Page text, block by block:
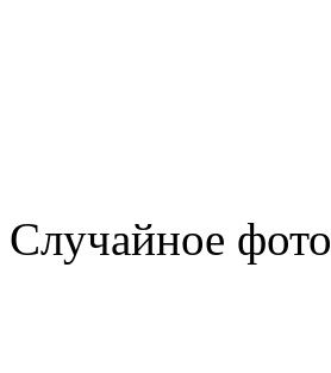
Случайное фото